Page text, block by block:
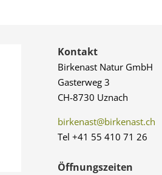
Kontakt
Birkenast Natur GmbH
Gasterweg 3
CH-8730 Uznach
birkenast@birkenast.ch
Tel +41 55 410 71 26
Öffnungszeiten